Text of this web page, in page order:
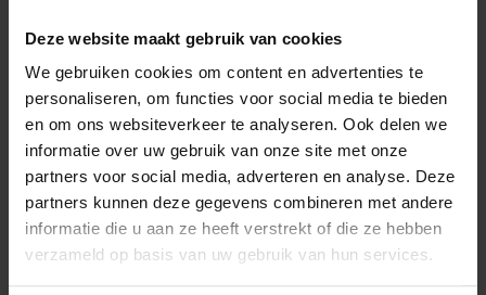
Deze website maakt gebruik van cookies
We gebruiken cookies om content en advertenties te
personaliseren, om functies voor social media te bieden
en om ons websiteverkeer te analyseren. Ook delen we
informatie over uw gebruik van onze site met onze
partners voor social media, adverteren en analyse. Deze
partners kunnen deze gegevens combineren met andere
informatie die u aan ze heeft verstrekt of die ze hebben
verzameld op basis van uw gebruik van hun services.
deze fast track krijg je een exclusieve blik achter de
schermen van een cleanroom, een
pilootbakkerij/chocolatier/brouwerij en een state-of-
the-art chemielabo. We bieden je een inspirerende
blik op onderzoek van fundamenteel niveau tot
tastbare toepassingen, met impact op gezondheid
en voeding.
LEES MEER